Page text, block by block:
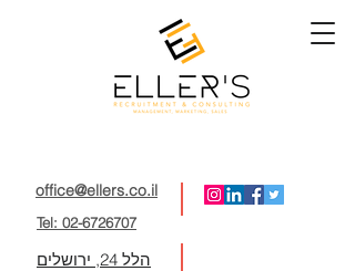
Tel: 02-6726707
office@ellers.co.il
הלל 24, ירושלים